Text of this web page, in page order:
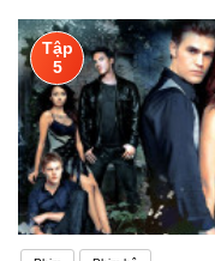
Tập
5